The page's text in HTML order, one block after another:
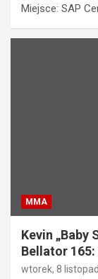
Miejsce: SAP
MMA
Kevin „Baby
Bellator
wtorek, 8